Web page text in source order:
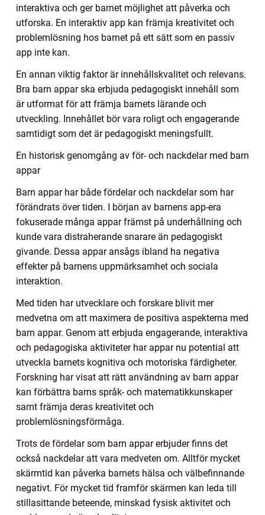
interaktiva och ger barnet möjlighet att påverka och
utforska. En interaktiv app kan främja kreativitet och
problemlösning hos barnet på ett sätt som en passiv
app inte kan.
En annan viktig faktor är innehållskvalitet och relevans.
Bra barn appar ska erbjuda pedagogiskt innehåll som
är utformat för att främja barnets lärande och
utveckling. Innehållet bör vara roligt och engagerande
samtidigt som det är pedagogiskt meningsfullt.
En historisk genomgång av för- och nackdelar med barn
appar
Barn appar har både fördelar och nackdelar som har
förändrats över tiden. I början av barnens app-era
fokuserade många appar främst på underhållning och
kunde vara distraherande snarare än pedagogiskt
givande. Dessa appar ansågs ibland ha negativa
effekter på barnens uppmärksamhet och sociala
interaktion.
Med tiden har utvecklare och forskare blivit mer
medvetna om att maximera de positiva aspekterna med
barn appar. Genom att erbjuda engagerande, interaktiva
och pedagogiska aktiviteter har appar nu potential att
utveckla barnets kognitiva och motoriska färdigheter.
Forskning har visat att rätt användning av barn appar
kan förbättra barns språk- och matematikkunskaper
samt främja deras kreativitet och
problemlösningsförmåga.
Trots de fördelar som barn appar erbjuder finns det
också nackdelar att vara medveten om. Alltför mycket
skärmtid kan påverka barnets hälsa och välbefinnande
negativt. För mycket tid framför skärmen kan leda till
stillasittande beteende, minskad fysisk aktivitet och